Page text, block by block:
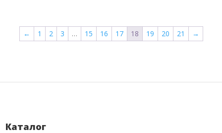
← 1 2 3 … 15 16 17 18 19 20 21 →
Каталог